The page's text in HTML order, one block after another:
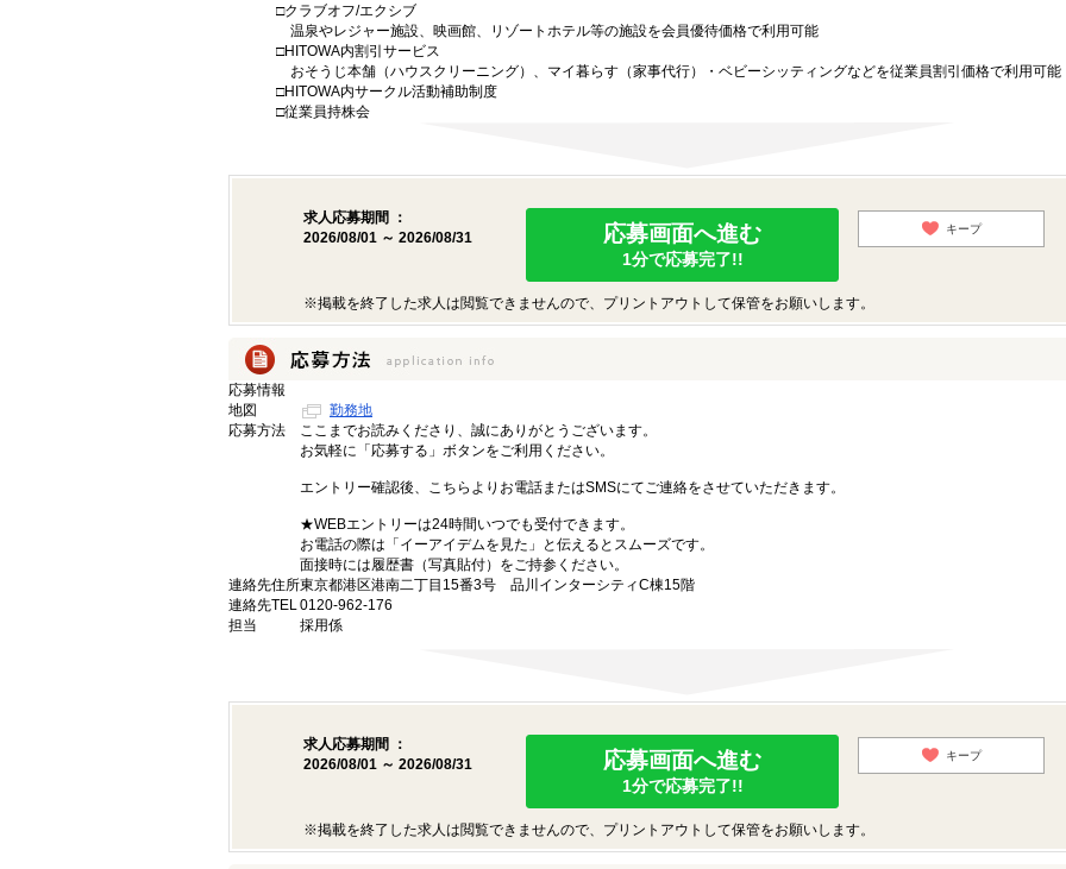
□クラブオフ/エクシブ
温泉やレジャー施設、映画館、リゾートホテル等の施設を会員優待価格で利用可能
□HITOWA内割引サービス
おそうじ本舗（ハウスクリーニング）、マイ暮らす（家事代行）・ベビーシッティングなどを従業員割引価格で利用可能
□HITOWA内サークル活動補助制度
□従業員持株会
求人応募期間 ：
2026/08/01 ～ 2026/08/31
応募画面へ進む
1分で応募完了!!
キープ
※掲載を終了した求人は閲覧できませんので、プリントアウトして保管をお願いします。
応募情報
地図
勤務地
応募方法
ここまでお読みくださり、誠にありがとうございます。
お気軽に「応募する」ボタンをご利用ください。
エントリー確認後、こちらよりお電話またはSMSにてご連絡をさせていただきます。
★WEBエントリーは24時間いつでも受付できます。
お電話の際は「イーアイデムを見た」と伝えるとスムーズです。
面接時には履歴書（写真貼付）をご持参ください。
連絡先住所東京都港区港南二丁目15番3号 品川インターシティC棟15階
連絡先TEL0120-962-176
担当
採用係
求人応募期間 ：
2026/08/01 ～ 2026/08/31
応募画面へ進む
1分で応募完了!!
キープ
※掲載を終了した求人は閲覧できませんので、プリントアウトして保管をお願いします。